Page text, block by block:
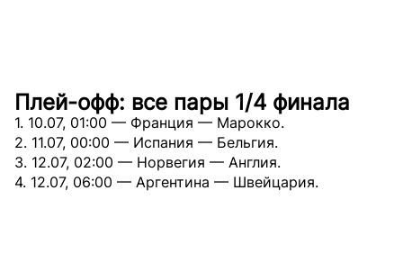
Плей-офф: все пары 1/4 финала
1. 10.07, 01:00 — Франция — Марокко.
2. 11.07, 00:00 — Испания — Бельгия.
3. 12.07, 02:00 — Норвегия — Англия.
4. 12.07, 06:00 — Аргентина — Швейцария.